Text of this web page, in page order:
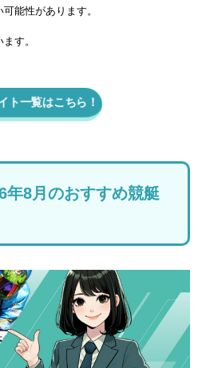
能性があります。
す。
ト一覧はこちら！
年8月のおすすめ競艇